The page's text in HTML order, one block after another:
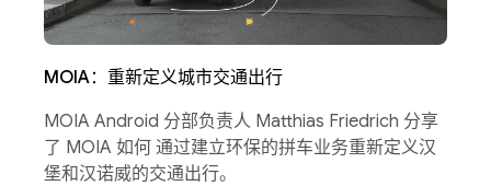
MOIA：重新定义城市交通出行
MOIA Android 分部负责人 Matthias Friedrich 分享
了 MOIA 如何 通过建立环保的拼车业务重新定义汉
堡和汉诺威的交通出行。